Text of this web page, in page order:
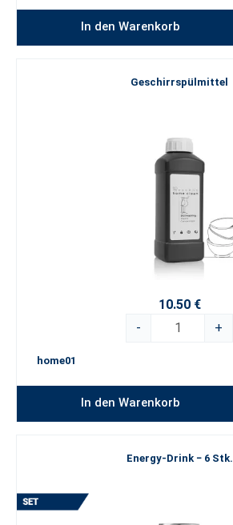
In den Warenkorb
Geschirrspülmittel
10.50 €
-
+
home01
In den Warenkorb
Energy-Drink − 6 Stk.